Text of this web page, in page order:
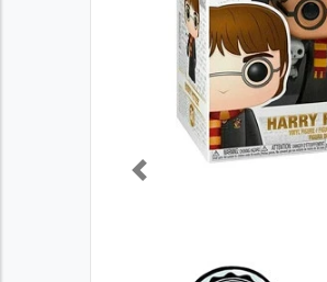
Previous